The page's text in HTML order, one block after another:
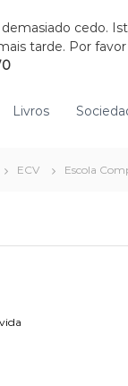
cedo.
tarde. Por favor
Livros
ECV Escola